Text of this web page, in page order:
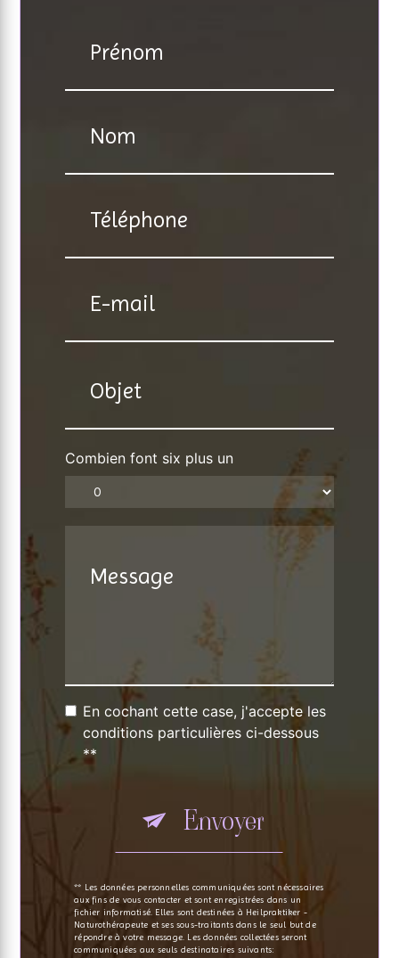
Combien font six plus un
En cochant cette case, j'accepte les
conditions particulières ci-dessous
**
Envoyer
** Les données personnelles communiquées sont nécessaires
aux fins de vous contacter et sont enregistrées dans un
fichier informatisé. Elles sont destinées à Heilpraktiker -
Naturothérapeute et ses sous-traitants dans le seul but de
répondre à votre message. Les données collectées seront
communiquées aux seuls destinataires suivants: